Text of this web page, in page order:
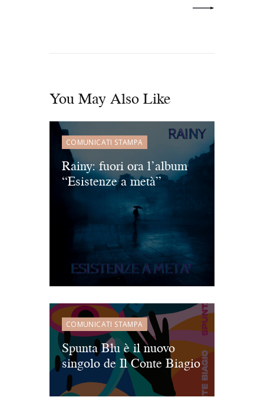
You May Also Like
COMUNICATI STAMPA
Rainy: fuori ora l’album
“Esistenze a metà”
COMUNICATI STAMPA
Spunta Blu è il nuovo
singolo de Il Conte Biagio